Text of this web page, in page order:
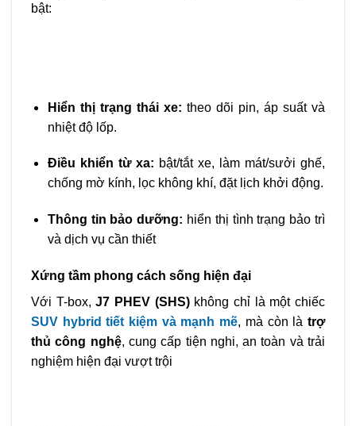
bật:
Hiển thị trạng thái xe: theo dõi pin, áp suất và
nhiệt độ lốp.
Điều khiển từ xa: bật/tắt xe, làm mát/sưởi ghế,
chống mờ kính, lọc không khí, đặt lịch khởi động.
Thông tin bảo dưỡng: hiển thị tình trạng bảo trì
và dịch vụ cần thiết
Xứng tầm phong cách sống hiện đại
Với T-box,J7 PHEV (SHS)không chỉ là một chiếc
SUV hybrid tiết kiệm và mạnh mẽ, mà còn làtrợ
thủ công nghệ, cung cấp tiện nghi, an toàn và trải
nghiệm hiện đại vượt trội